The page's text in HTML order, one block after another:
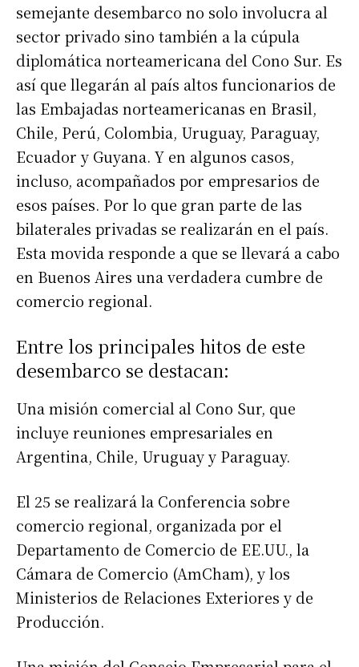
semejante desembarco no solo involucra al
sector privado sino también a la cúpula
diplomática norteamericana del Cono Sur. Es
así que llegarán al país altos funcionarios de
las Embajadas norteamericanas en Brasil,
Chile, Perú, Colombia, Uruguay, Paraguay,
Ecuador y Guyana. Y en algunos casos,
incluso, acompañados por empresarios de
esos países. Por lo que gran parte de las
bilaterales privadas se realizarán en el país.
Esta movida responde a que se llevará a cabo
en Buenos Aires una verdadera cumbre de
comercio regional.
Entre los principales hitos de este
desembarco se destacan:
Una misión comercial al Cono Sur, que
incluye reuniones empresariales en
Argentina, Chile, Uruguay y Paraguay.
El 25 se realizará la Conferencia sobre
comercio regional, organizada por el
Departamento de Comercio de EE.UU., la
Cámara de Comercio (AmCham), y los
Ministerios de Relaciones Exteriores y de
Producción.